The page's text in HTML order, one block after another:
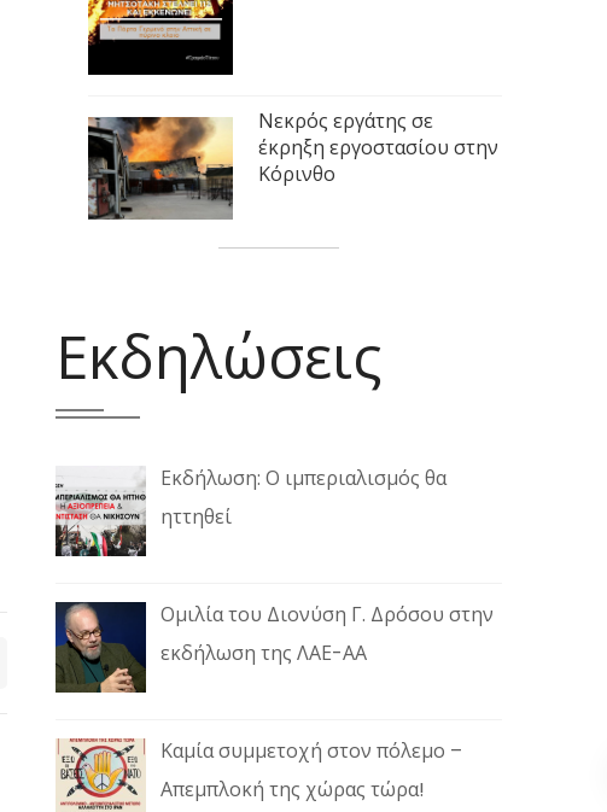
Νεκρός εργάτης σε
έκρηξη εργοστασίου στην
Κόρινθο
Εκδηλώσεις
Εκδήλωση: Ο ιμπεριαλισμός θα
ηττηθεί
Ομιλία του Διονύση Γ. Δρόσου στην
εκδήλωση της ΛΑΕ-ΑΑ
Καμία συμμετοχή στον πόλεμο –
Απεμπλοκή της χώρας τώρα!